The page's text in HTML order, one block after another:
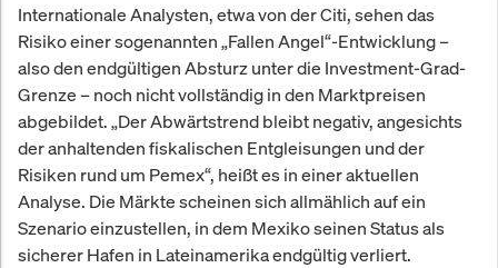
Internationale Analysten, etwa von der Citi, sehen das
Risiko einer sogenannten „Fallen Angel“-Entwicklung –
also den endgültigen Absturz unter die Investment-Grad-
Grenze – noch nicht vollständig in den Marktpreisen
abgebildet. „Der Abwärtstrend bleibt negativ, angesichts
der anhaltenden fiskalischen Entgleisungen und der
Risiken rund um Pemex“, heißt es in einer aktuellen
Analyse. Die Märkte scheinen sich allmählich auf ein
Szenario einzustellen, in dem Mexiko seinen Status als
sicherer Hafen in Lateinamerika endgültig verliert.